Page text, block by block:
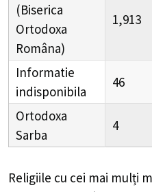
(Biserica
Ortodoxa
Româna)
1,913
Informatie
indisponibila
46
Ortodoxa
Sarba
4
Religiile cu cei mai mulți